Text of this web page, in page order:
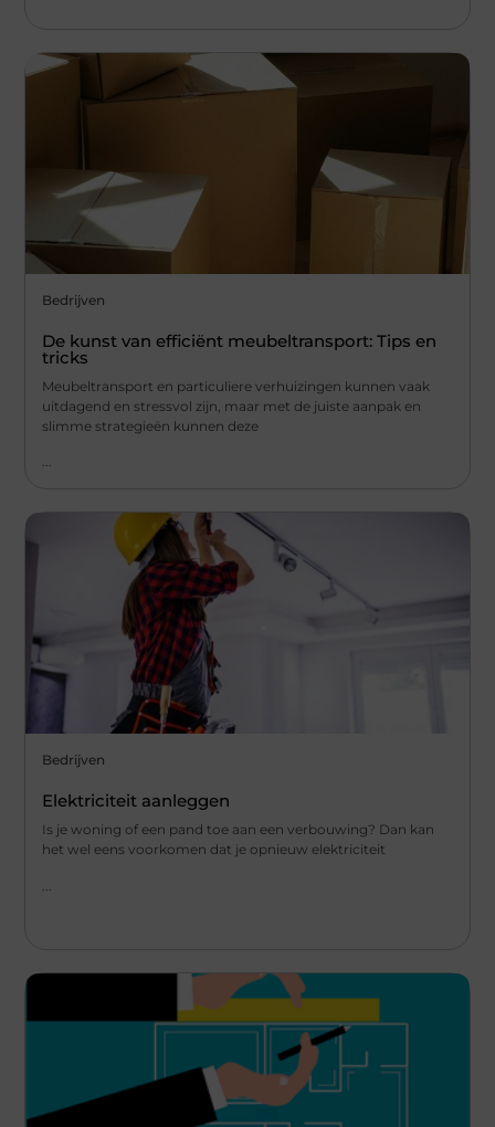
Bedrijven
De kunst van efficiënt meubeltransport: Tips en
tricks
Meubeltransport en particuliere verhuizingen kunnen vaak
uitdagend en stressvol zijn, maar met de juiste aanpak en
slimme strategieën kunnen deze
...
Bedrijven
Elektriciteit aanleggen
Is je woning of een pand toe aan een verbouwing? Dan kan
het wel eens voorkomen dat je opnieuw elektriciteit